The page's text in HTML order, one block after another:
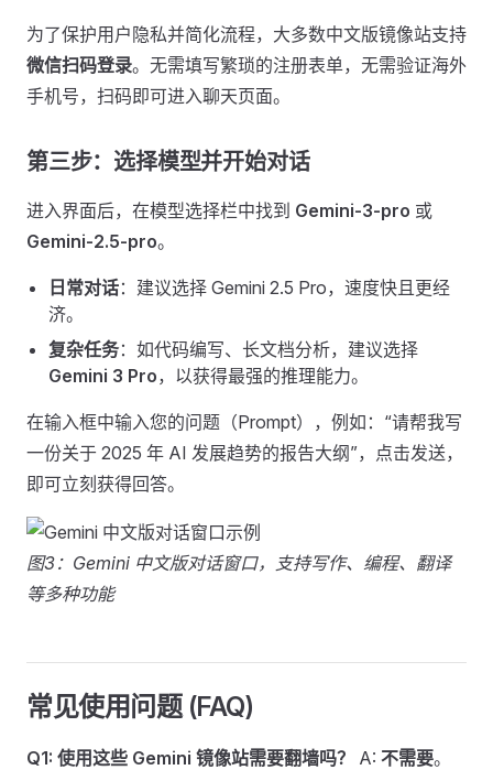
为了保护用户隐私并简化流程，大多数中文版镜像站支持
微信扫码登录。无需填写繁琐的注册表单，无需验证海外
手机号，扫码即可进入聊天页面。
第三步：选择模型并开始对话
进入界面后，在模型选择栏中找到 Gemini-3-pro 或
Gemini-2.5-pro。
日常对话：建议选择 Gemini 2.5 Pro，速度快且更经
济。
复杂任务：如代码编写、长文档分析，建议选择
Gemini 3 Pro，以获得最强的推理能力。
在输入框中输入您的问题（Prompt），例如：“请帮我写
一份关于 2025 年 AI 发展趋势的报告大纲”，点击发送，
即可立刻获得回答。
图3：Gemini 中文版对话窗口，支持写作、编程、翻译
等多种功能
常见使用问题 (FAQ)
Q1: 使用这些 Gemini 镜像站需要翻墙吗？ A: 不需要。